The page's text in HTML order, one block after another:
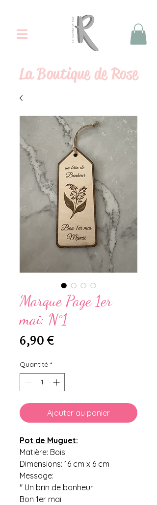
LaBoutique de Rose
Marque Page 1er
mai: N°1
6,90 €Prix
Quantité *
Ajouter au panier
Pot de Muguet:
Matière: Bois
Dimensions: 16 cm x 6 cm
Message:
" Un brin de bonheur
Bon 1er mai